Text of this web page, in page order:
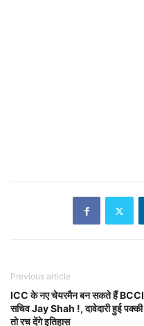
Previous article
ICC के नए चेयरमैन बन सकते हैं BCCI
सचिव Jay Shah !, दावेदारी हुई पक्की
तो रच देंगे इतिहास